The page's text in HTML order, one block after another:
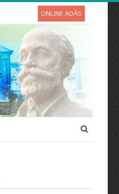
ONLINE ADÁS